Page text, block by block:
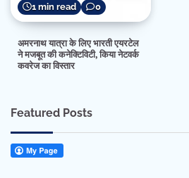
1 min read 0
अमरनाथ यात्रा के लिए भारती एयरटेल
ने मजबूत की कनेक्टिविटी, किया नेटवर्क
कवरेज का विस्तार
Featured Posts